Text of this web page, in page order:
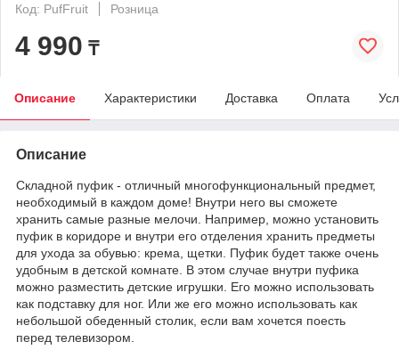
Код: PufFruit
Розница
4 990 ₸
Описание Характеристики Доставка Оплата
Описание
Складной пуфик - отличный многофункциональный предмет,
необходимый в каждом доме! Внутри него вы сможете
хранить самые разные мелочи. Например, можно установить
пуфик в коридоре и внутри его отделения хранить предметы
для ухода за обувью: крема, щетки. Пуфик будет также очень
удобным в детской комнате. В этом случае внутри пуфика
можно разместить детские игрушки. Его можно использовать
как подставку для ног. Или же его можно использовать как
небольшой обеденный столик, если вам хочется поесть
перед телевизором.